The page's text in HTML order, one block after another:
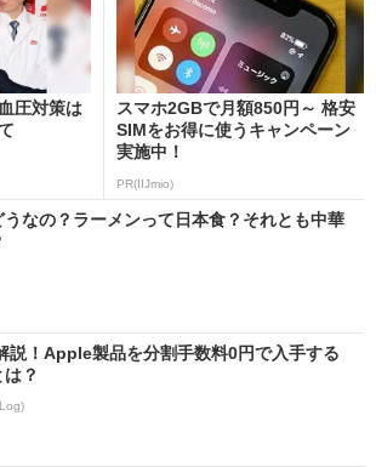
圧対策は
スマホ2GBで月額850円～ 格安
SIMをお得に使うキャンペーン
実施中！
PR(IIJmio)
うなの？ラーメンって日本食？それとも中華
説！Apple製品を分割手数料0円で入手する
？